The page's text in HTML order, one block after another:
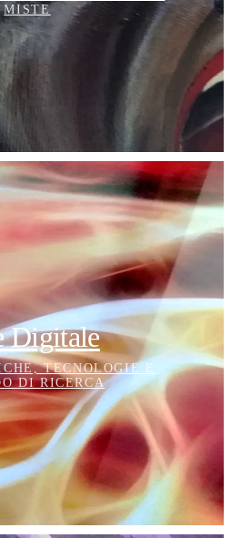
MISTE
Digitale
TECNOLOGIE E
DI RICERCA